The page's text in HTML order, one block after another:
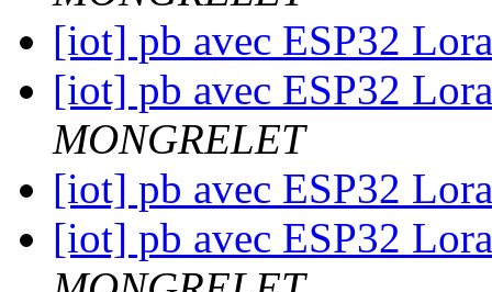
[iot] pb avec ESP32
[iot] pb avec ESP32
MONGRELET
[iot] pb avec ESP32
[iot] pb avec ESP32